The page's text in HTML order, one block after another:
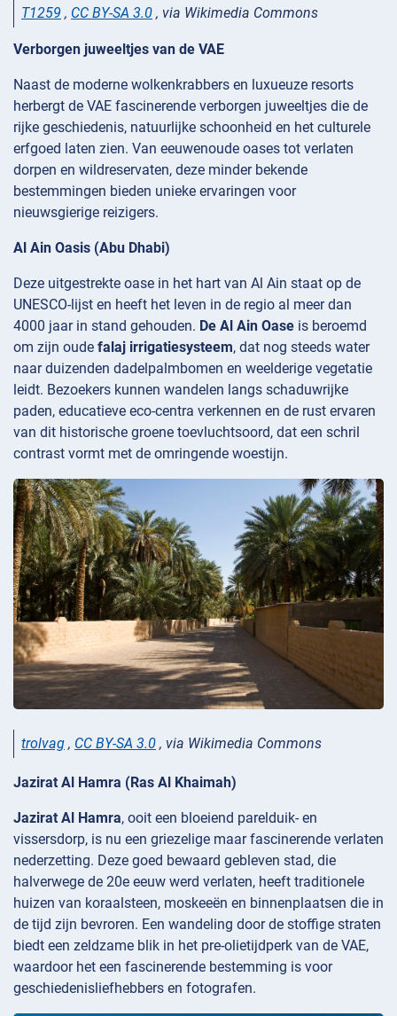
T1259 , CC BY-SA 3.0 , via Wikimedia Commons
Verborgen juweeltjes van de VAE
Naast de moderne wolkenkrabbers en luxueuze resorts
herbergt de VAE fascinerende verborgen juweeltjes die de
rijke geschiedenis, natuurlijke schoonheid en het culturele
erfgoed laten zien. Van eeuwenoude oases tot verlaten
dorpen en wildreservaten, deze minder bekende
bestemmingen bieden unieke ervaringen voor
nieuwsgierige reizigers.
Al Ain Oasis (Abu Dhabi)
Deze uitgestrekte oase in het hart van Al Ain staat op de
UNESCO-lijst en heeft het leven in de regio al meer dan
4000 jaar in stand gehouden. De Al Ain Oase is beroemd
om zijn oude falaj irrigatiesysteem, dat nog steeds water
naar duizenden dadelpalmbomen en weelderige vegetatie
leidt. Bezoekers kunnen wandelen langs schaduwrijke
paden, educatieve eco-centra verkennen en de rust ervaren
van dit historische groene toevluchtsoord, dat een schril
contrast vormt met de omringende woestijn.
trolvag , CC BY-SA 3.0 , via Wikimedia Commons
Jazirat Al Hamra (Ras Al Khaimah)
Jazirat Al Hamra, ooit een bloeiend parelduik- en
vissersdorp, is nu een griezelige maar fascinerende verlaten
nederzetting. Deze goed bewaard gebleven stad, die
halverwege de 20e eeuw werd verlaten, heeft traditionele
huizen van koraalsteen, moskeeën en binnenplaatsen die in
de tijd zijn bevroren. Een wandeling door de stoffige straten
biedt een zeldzame blik in het pre-olietijdperk van de VAE,
waardoor het een fascinerende bestemming is voor
geschiedenisliefhebbers en fotografen.